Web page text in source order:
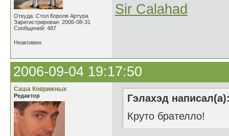
Откуда: Стол Короля Артура
Зарегистрирован: 2006-08-31
Сообщений: 487
Sir Calahad
Неактивен
2006-09-04 19:17:50
Саша Коврижных
Редактор
Гэлахэд
Круто брателло!